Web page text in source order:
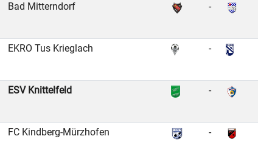
Bad Mitterndorf -
EKRO Tus Krieglach -
ESV Knittelfeld -
FC Kindberg-Mürzhofen -